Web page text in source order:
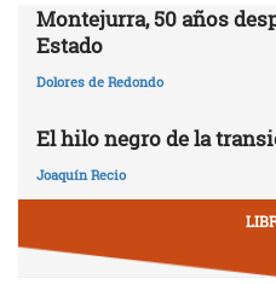
Montejurra, 50 años
Estado
Dolores de Redondo
El hilo negro de la
Joaquín Recio